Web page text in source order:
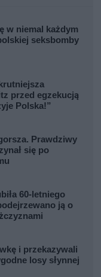
w niemal każdym
seksbomby
przed egzekucją
Polska!”
Prawdziwy
się po
60-letniego
ją o
i przekazywali
losy słynnej